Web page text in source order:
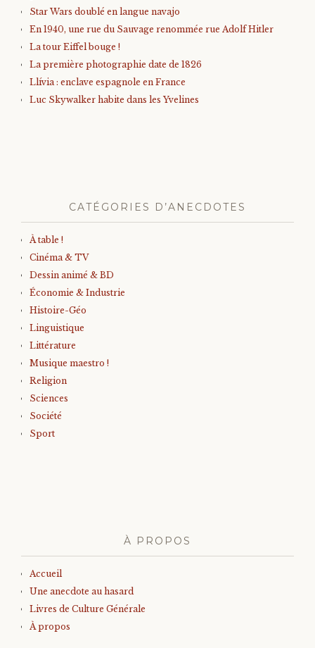
Star Wars doublé en langue navajo
En 1940, une rue du Sauvage renommée rue Adolf Hitler
La tour Eiffel bouge !
La première photographie date de 1826
Llívia : enclave espagnole en France
Luc Skywalker habite dans les Yvelines
CATÉGORIES D’ANECDOTES
À table !
Cinéma & TV
Dessin animé & BD
Économie & Industrie
Histoire-Géo
Linguistique
Littérature
Musique maestro !
Religion
Sciences
Société
Sport
À PROPOS
Accueil
Une anecdote au hasard
Livres de Culture Générale
À propos